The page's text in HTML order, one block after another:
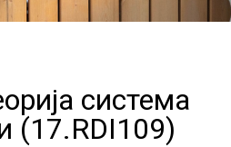
система
(17.RDI109)